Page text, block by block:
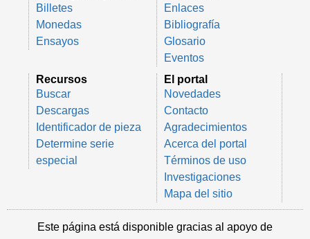
Billetes
Monedas
Ensayos
Enlaces
Bibliografía
Glosario
Eventos
Recursos
Buscar
Descargas
Identificador de pieza
Determine serie
especial
El portal
Novedades
Contacto
Agradecimientos
Acerca del portal
Términos de uso
Investigaciones
Mapa del sitio
Este página está disponible gracias al apoyo de